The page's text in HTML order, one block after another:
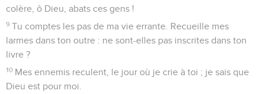
colère, ô Dieu, abats ces gens !
9 Tu comptes les pas de ma vie errante. Recueille mes
larmes dans ton outre : ne sont-elles pas inscrites dans ton
livre ?
10 Mes ennemis reculent, le jour où je crie à toi ; je sais que
Dieu est pour moi.